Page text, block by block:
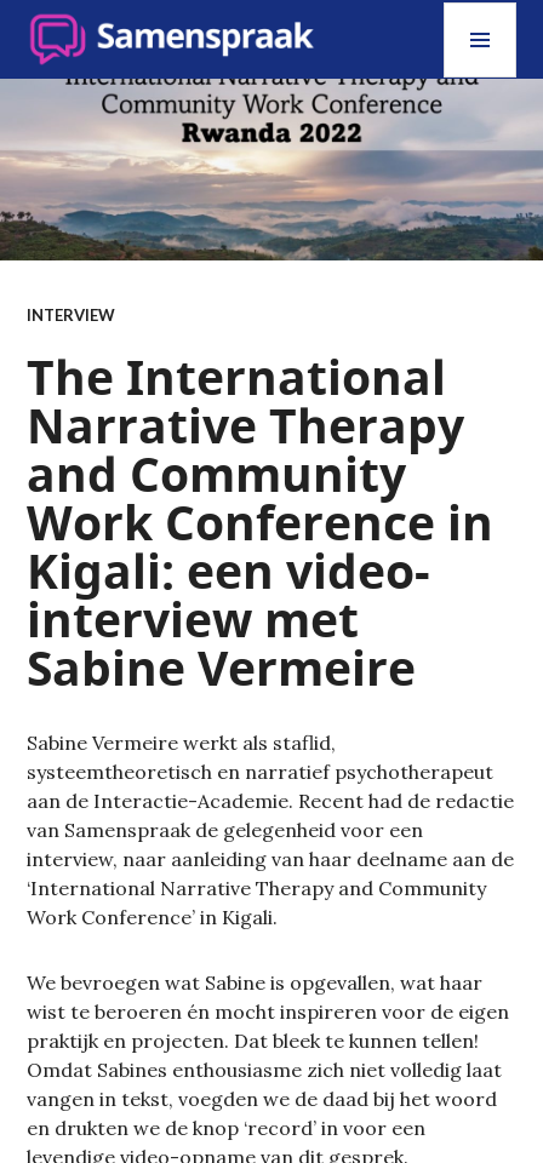
Skip
content
SAMENSPRAAK
INTERVIEW
The International
Narrative Therapy
and Community
Work Conference in
Kigali: een video-
interview met
Sabine Vermeire
Sabine Vermeire werkt als staflid,
systeemtheoretisch en narratief psychotherapeut
aan de Interactie-Academie. Recent had de redactie
van Samenspraak de gelegenheid voor een
interview, naar aanleiding vanhaar deelname aan de
‘International Narrative Therapy and Community
Work Conference’ in Kigali.
We bevroegen wat Sabine is opgevallen, wat haar
wist te beroeren én mocht inspireren voor de eigen
praktijk en projecten. Dat bleek te kunnen tellen!
Omdat Sabines enthousiasme zich niet volledig laat
vangen in tekst, voegden we de daad bij het woord
en drukten we de knop ‘record’ in voor een
levendige video-opname van dit gesprek.